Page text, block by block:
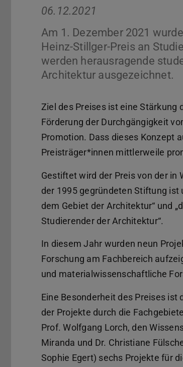
06.12.2021
Am 1. Dezember 2021
Heinz-Stillger-Preis an
werden herausragende
Architektur ausgezeichnet.
Ziel des Preises ist eine Stärkung
Förderung der Durchgängigkeit
Promotion. Dass dieses Konzept
Preisträger*innen mittlerweile
Gestiftet wird der Preis von der in
der 1995 gegründeten Stiftung ist
dem Gebiet der Architektur“ und
Studierender der Architektur“.
In diesem Jahr wurden neun
Forschung am Fachbereich
und materialwissenschaftliche
Eine Besonderheit des Preises
der Projekte durch die
Prof. Wolfgang Lorch, den
Miranda und Dr. Christiane
Sophie Egert) sechs Projekte für